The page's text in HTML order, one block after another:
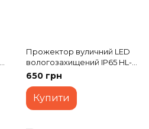
Прожектор вуличний LED
вологозахищений IP65 HL-
29/50W CW
650 грн
Купити